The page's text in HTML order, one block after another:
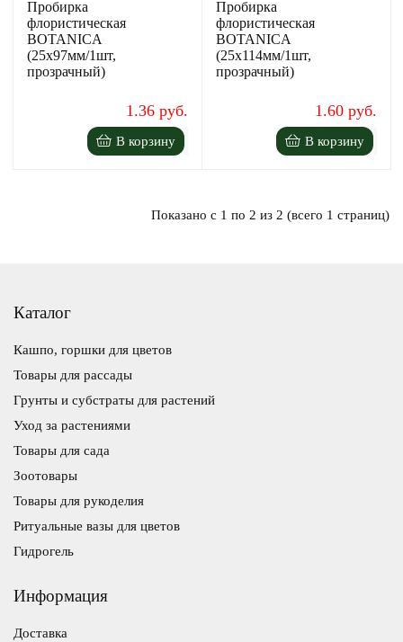
Пробирка
флористическая
BOTANICA
(25х97мм/1шт,
прозрачный)
1.36 руб.
В корзину
Пробирка
флористическая
BOTANICA
(25х114мм/1шт,
прозрачный)
1.60 руб.
В корзину
Показано с 1 по 2 из 2 (всего 1 страниц)
Каталог
Кашпо, горшки для цветов
Товары для рассады
Грунты и субстраты для растений
Уход за растениями
Товары для сада
Зоотовары
Товары для рукоделия
Ритуальные вазы для цветов
Гидрогель
Информация
Доставка